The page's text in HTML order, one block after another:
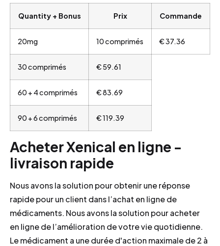
Quantity + Bonus Prix Commande
20mg 10 comprimés € 37.36
30 comprimés € 59.61
60 + 4 comprimés € 83.69
90 + 6 comprimés € 119.39
Acheter Xenical en ligne -
livraison rapide
Nous avons la solution pour obtenir une réponse
rapide pour un client dans l’achat en ligne de
médicaments. Nous avons la solution pour acheter
en ligne de l’amélioration de votre vie quotidienne.
Le médicament a une durée d'action maximale de 2 à